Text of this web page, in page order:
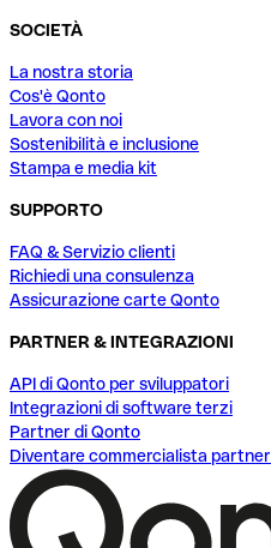
SOCIETÀ
La nostra storia
Cos'è Qonto
Lavora con noi
Sostenibilità e inclusione
Stampa e media kit
SUPPORTO
FAQ & Servizio clienti
Richiedi una consulenza
Assicurazione carte Qonto
PARTNER & INTEGRAZIONI
API di Qonto per sviluppatori
Integrazioni di software terzi
Partner di Qonto
Diventare commercialista partner